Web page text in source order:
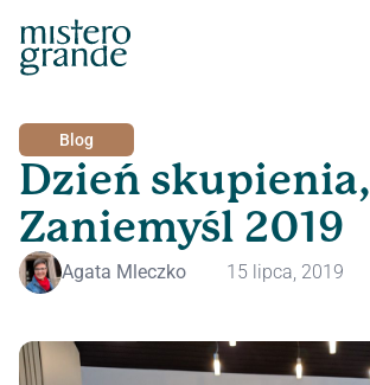
Blog
Dzień skupienia,
Zaniemyśl 2019
Agata Mleczko 15 lipca, 2019